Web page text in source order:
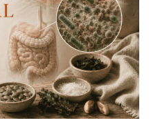
intestinal :
t-il votre thyroïde
Physiologie